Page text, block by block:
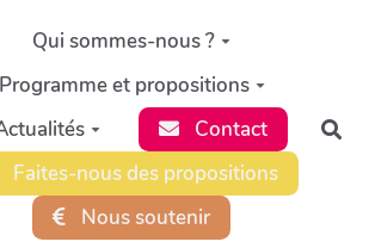
principal
Qui sommes-nous ?
Programme et propositions
Contact
Faites-nous des propositions
Nous soutenir